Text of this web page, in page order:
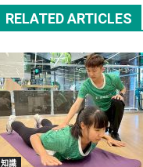
RELATED ARTICLES
知識